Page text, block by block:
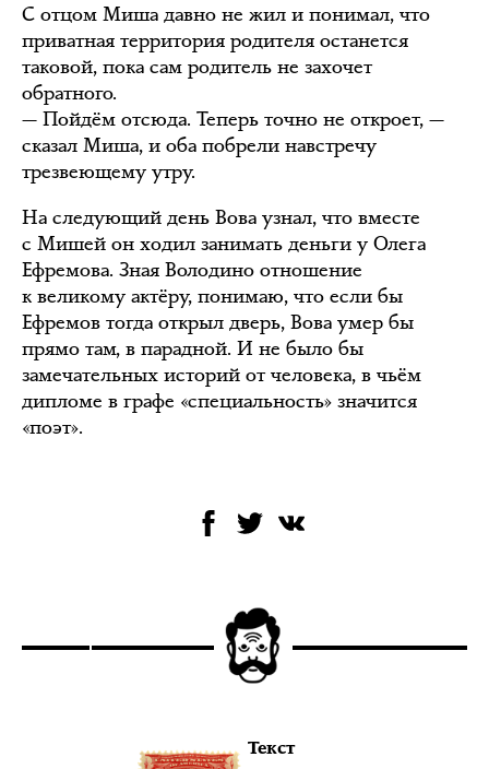
С отцом Миша давно не жил и понимал, что
приватная территория родителя останется
таковой, пока сам родитель не захочет
обратного.
— Пойдём отсюда. Теперь точно не откроет, —
сказал Миша, и оба побрели навстречу
трезвеющему утру.
На следующий день Вова узнал, что вместе
с Мишей он ходил занимать деньги у Олега
Ефремова. Зная Володино отношение
к великому актёру, понимаю, что если бы
Ефремов тогда открыл дверь, Вова умер бы
прямо там, в парадной. И не было бы
замечательных историй от человека, в чьём
дипломе в графе «специальность» значится
«поэт».
Текст